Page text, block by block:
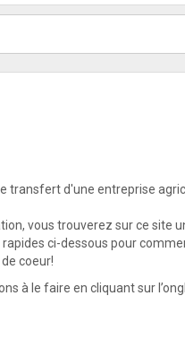
transfert d'une entreprise
vous trouverez sur ce site
ci-dessous pour
coeur!
à le faire en cliquant sur